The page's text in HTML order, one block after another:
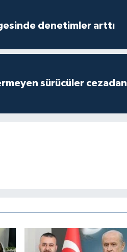
denetimler arttı
sürücüler cezadan